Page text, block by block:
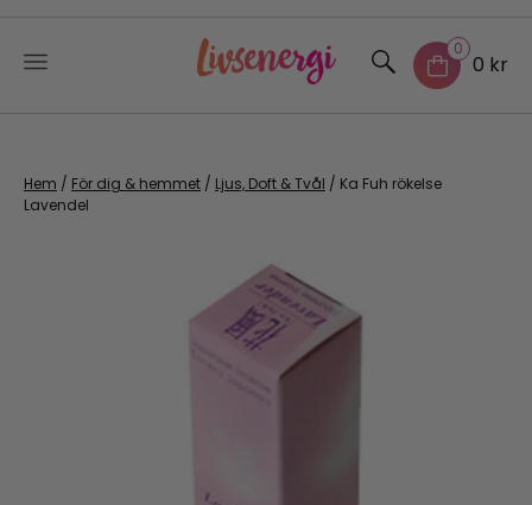
content
0
0 kr
Hem / För dig & hemmet / Ljus, Doft & Tvål / Ka Fuh rökelse
Lavendel